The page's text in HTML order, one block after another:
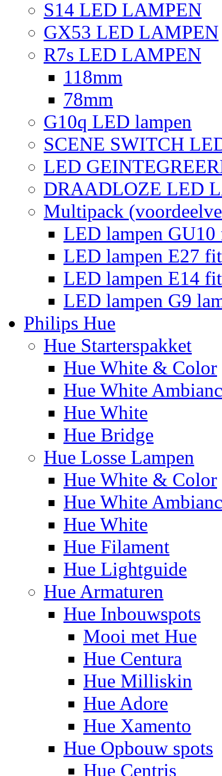
S14 LED LAMPEN
GX53 LED LAMPEN
R7s LED LAMPEN
118mm
78mm
G10q LED lampen
SCENE SWITCH
LED
DRAADLOZE LED
Multipack
LED lampen
LED lampen E27
LED lampen E14
LED lampen G9
Philips Hue
Hue Starterspakket
Hue White & Color
Hue White
Hue White
Hue Bridge
Hue Losse Lampen
Hue White & Color
Hue White
Hue White
Hue Filament
Hue Lightguide
Hue Armaturen
Hue Inbouwspots
Mooi met Hue
Hue Centura
Hue Milliskin
Hue Adore
Hue Xamento
Hue Opbouw spots
Hue Centris